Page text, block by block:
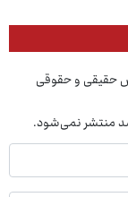
حقیقی و حقوقی
منتشر نمی‌شود.